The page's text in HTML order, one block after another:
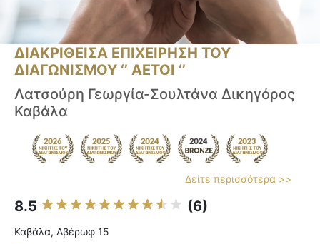
ΔΙΑΚΡΙΘΕΙΣΑ ΕΠΙΧΕΙΡΗΣΗ ΤΟΥ
ΔΙΑΓΩΝΙΣΜΟΥ ‘’ ΑΕΤΟΙ ‘’
Λατσούρη Γεωργία-Σουλτάνα Δικηγόρος
Καβάλα
Δείτε περισσότερα >>
8.5 (6)
Καβάλα, Αβέρωφ 15